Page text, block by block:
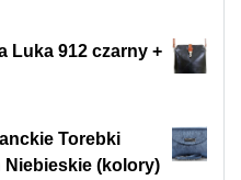
Luka 912 czarny +
Torebki
(kolory)